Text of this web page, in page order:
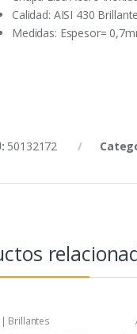
Calidad: AISI 430 Brillante
Medidas: Espesor=
50132172
| Brillantes